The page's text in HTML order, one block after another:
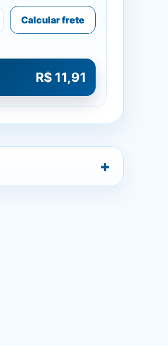
Calcular frete
R$ 11,91